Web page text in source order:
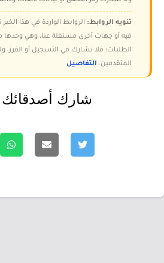
تنويه الروابط: الروابط الواردة في هذا
فيه أو جهات أخرى مستقلة عنا، وهي وحدها
الطلبات؛ فلا نشارك في التسجيل أو الفرز،
المتقدمين. التفاصيل
شارك أصدقائك